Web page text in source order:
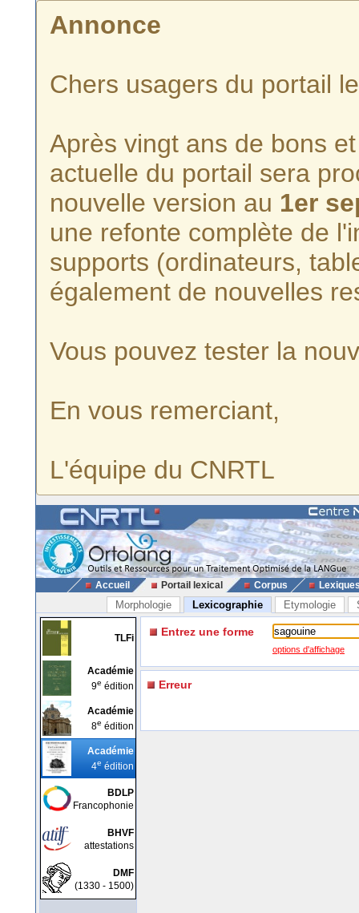
Annonce
Chers usagers du portail
Après vingt ans de bons
actuelle du portail sera
nouvelle version au 1er
une refonte complète de
supports (ordinateurs,
également de nouvelles
Vous pouvez tester la
En vous remerciant,
L'équipe du CNRTL
Accueil Portail lexical Corpus
Morphologie Lexicographie Etymologie
TLFi
Académie
9e édition
Académie
8e édition
Académie
4e édition
BDLP
Francophonie
BHVF
attestations
DMF
(1330 - 1500)
Entrez une forme
options d'affichage
Erreur